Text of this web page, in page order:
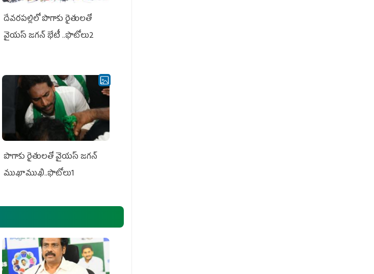
దేవరపల్లిలో పొగాకు రైతులతో
వైయస్ జగన్ భేటీ ..ఫొటోలు2
పొగాకు రైతుల‌తో వైయ‌స్ జ‌గ‌న్
ముఖాముఖి..ఫొటోలు1